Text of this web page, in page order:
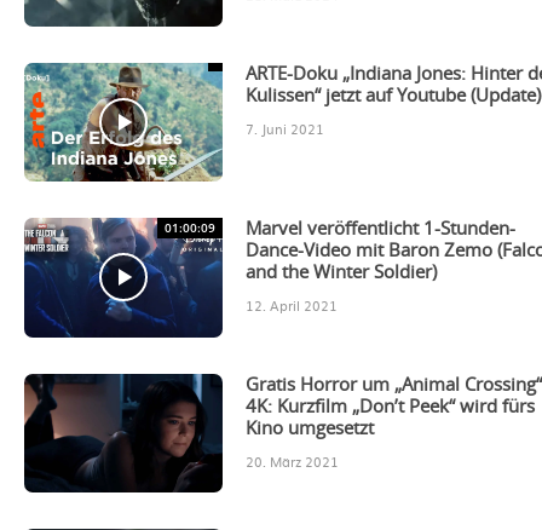
ARTE-Doku „Indiana Jones: Hinter
Kulissen“ jetzt auf Youtube (Update)
7. Juni 2021
01:00:09
Marvel veröffentlicht 1-Stunden-
Dance-Video mit Baron Zemo
and the Winter Soldier)
12. April 2021
Gratis Horror um „Animal
4K: Kurzfilm „Don’t Peek“ wird fürs
Kino umgesetzt
20. März 2021